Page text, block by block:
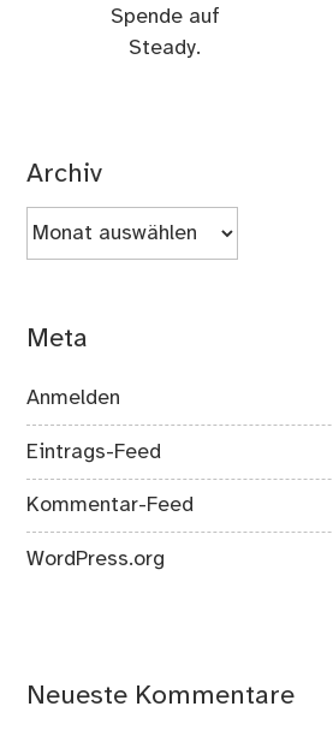
Spende auf
Steady.
Archiv
Archiv
Meta
Anmelden
Eintrags-Feed
Kommentar-Feed
WordPress.org
Neueste Kommentare